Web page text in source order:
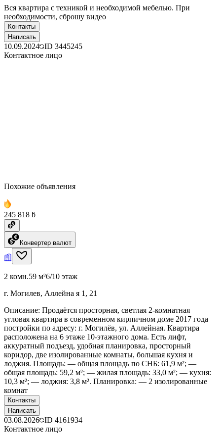
Вся квартира с техникой и необходимой мебелью. При
необходимости, сброшу видео
Контакты
Написать
10.09.2024 ID 3445245
Контактное лицо
Похожие объявления
245 818 ƃ
Конвертер валют
2 комн.59 м²6/10 этаж
г. Могилев, Аллейна я 1, 21
Описание: Продаётся просторная, светлая 2-комнатная
угловая квартира в современном кирпичном доме 2017 года
постройки по адресу: г. Могилёв, ул. Аллейная. Квартира
расположена на 6 этаже 10-этажного дома. Есть лифт,
аккуратный подъезд, удобная планировка, просторный
коридор, две изолированные комнаты, большая кухня и
лоджия. Площадь: — общая площадь по СНБ: 61,9 м²; —
общая площадь: 59,2 м²; — жилая площадь: 33,0 м²; — кухня:
10,3 м²; — лоджия: 3,8 м². Планировка: — 2 изолированные
комнат
Контакты
Написать
03.08.2026 ID 4161934
Контактное лицо